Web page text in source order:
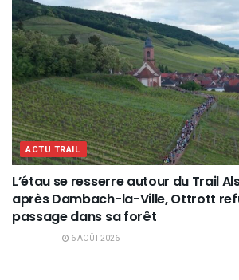
ACTU TRAIL
L’étau se resserre autour du Trail
après Dambach-la-Ville, Ottrott
passage dans sa forêt
6 AOÛT 2026